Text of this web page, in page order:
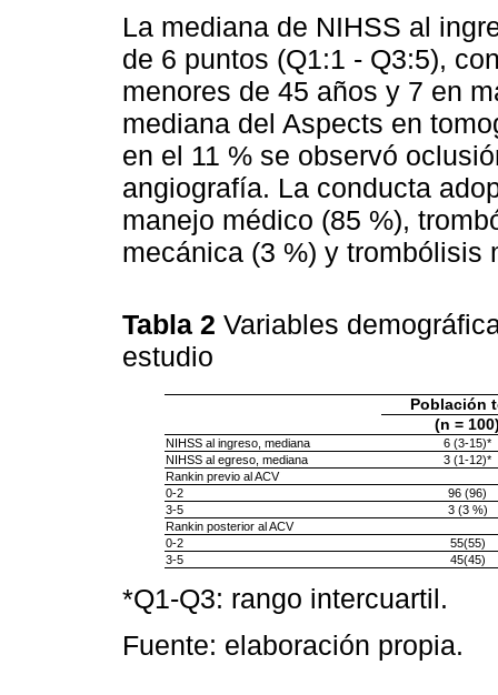
La mediana de NIHSS al
de 6 puntos (Q1:1 - Q3:5),
menores de 45 años y 7 en
mediana del Aspects en
en el 11 % se observó
angiografía. La conducta
manejo médico (85 %),
mecánica (3 %) y trombólisis
Tabla 2 Variables
estudio
Población
(n =
NIHSS al ingreso, mediana
6 (3-15)*
NIHSS al egreso, mediana
3 (1-12)*
Rankin previo al ACV
0-2
96 (96)
3-5
3 (3 %)
Rankin posterior al ACV
0-2
55(55)
3-5
45(45)
*Q1-Q3: rango intercuartil.
Fuente: elaboración propia.